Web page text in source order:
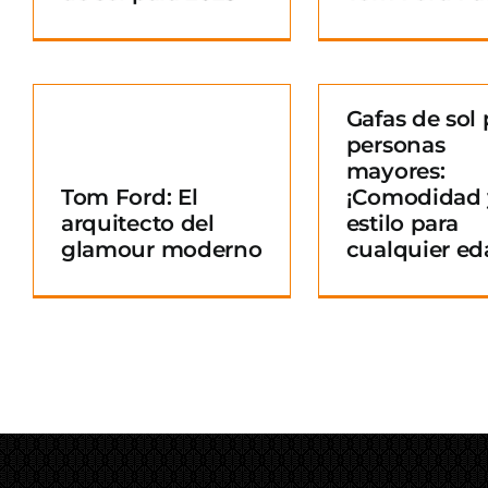
Tom Ford: El
arquitecto del
glamour moderno
¡Comodidad y
estilo para
cualquier edad!
Gafas de sol
personas
mayores:
¡Comodidad
estilo para
cualquier